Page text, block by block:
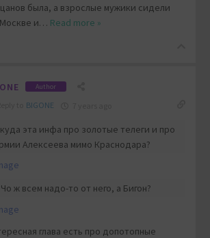
была, а взрослые мужики сидели
и… Read more »
Author
BIGONE
эта инфа про золотые телеги и про
Алексеева мимо Краснодара?
ж всем надо-то от него, а Бигон?
глава есть про допотопные